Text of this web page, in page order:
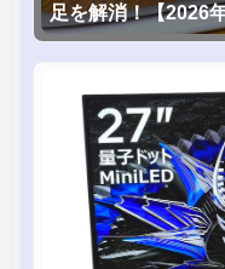
足を解消！【2026